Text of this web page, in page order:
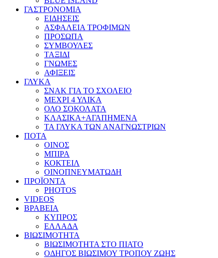
ΓΑΣΤΡΟΝΟΜΙΑ
ΕΙΔΗΣΕΙΣ
ΑΣΦΑΛΕΙΑ ΤΡΟΦΙΜΩΝ
ΠΡΟΣΩΠΑ
ΣΥΜΒΟΥΛΕΣ
ΤΑΞΙΔΙ
ΓΝΩΜΕΣ
ΑΦΙΞΕΙΣ
ΓΛΥΚΑ
ΣΝΑΚ ΓΙΑ ΤΟ ΣΧΟΛΕΙΟ
ΜΕΧΡΙ 4 ΥΛΙΚΑ
ΟΛΟ ΣΟΚΟΛΑΤΑ
ΚΛΑΣΙΚΑ+ΑΓΑΠΗΜΕΝΑ
ΤΑ ΓΛΥΚΑ ΤΩΝ ΑΝΑΓΝΩΣΤΡΙΩΝ
ΠΟΤΑ
ΟΙΝΟΣ
ΜΠΙΡΑ
ΚΟΚΤΕΙΛ
ΟΙΝΟΠΝΕΥΜΑΤΩΔΗ
ΠΡΟΪΟΝΤΑ
PHOTOS
VIDEOS
ΒΡΑΒΕΙΑ
ΚΥΠΡΟΣ
ΕΛΛΑΔΑ
ΒΙΩΣΙΜΟΤΗΤΑ
ΒΙΩΣΙΜΟΤΗΤΑ ΣΤΟ ΠΙΑΤΟ
ΟΔΗΓΟΣ ΒΙΩΣΙΜΟΥ ΤΡΟΠΟΥ ΖΩΗΣ